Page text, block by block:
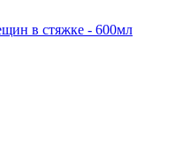
в стяжке - 600мл